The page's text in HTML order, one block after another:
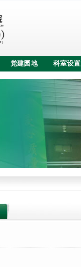
党建园地 科室设置